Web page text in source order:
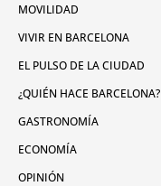
MOVILIDAD
VIVIR EN BARCELONA
EL PULSO DE LA CIUDAD
¿QUIÉN HACE BARCELONA?
GASTRONOMÍA
ECONOMÍA
OPINIÓN